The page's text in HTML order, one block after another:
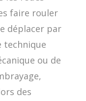
faire rouler
déplacer par
technique
ou de
des